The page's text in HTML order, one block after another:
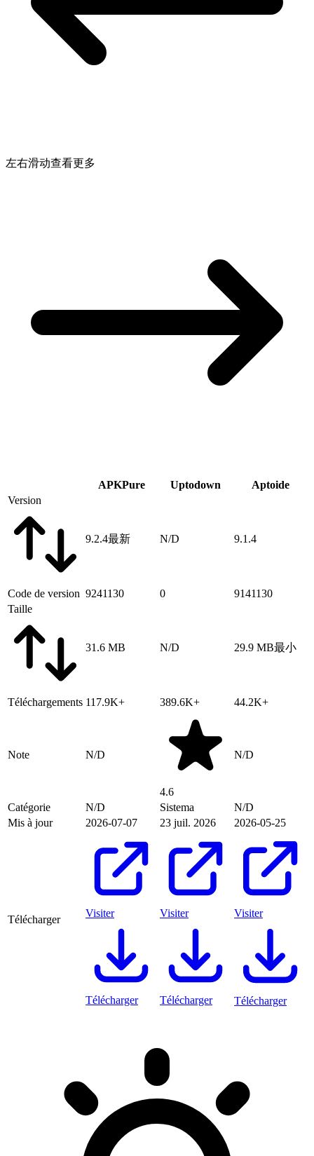
左右滑动查看更多
APKPure Uptodown
Aptoide
Version
9.2.4最新 N/D 9.1.4
Code de version 9241130 0
9141130
Taille
31.6 MB N/D 29.9 MB最小
Téléchargements 117.9K+ 389.6K+ 44.2K+
Note N/D
4.6
N/D
Catégorie N/D Sistema
N/D
Mis à jour
2026-07-07 23 juil. 2026 2026-05-25
Télécharger
Visiter
Télécharger
Visiter
Télécharger
Visiter
Télécharger